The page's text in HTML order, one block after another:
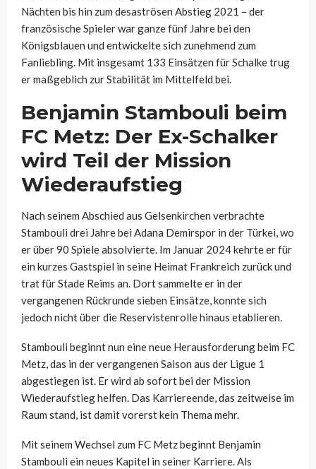
Nächten bis hin zum desaströsen Abstieg 2021 – der
französische Spieler war ganze fünf Jahre bei den
Königsblauen und entwickelte sich zunehmend zum
Fanliebling. Mit insgesamt 133 Einsätzen für Schalke trug
er maßgeblich zur Stabilität im Mittelfeld bei.
Benjamin Stambouli beim
FC Metz: Der Ex-Schalker
wird Teil der Mission
Wiederaufstieg
Nach seinem Abschied aus Gelsenkirchen verbrachte
Stambouli drei Jahre bei Adana Demirspor in der Türkei, wo
er über 90 Spiele absolvierte. Im Januar 2024 kehrte er für
ein kurzes Gastspiel in seine Heimat Frankreich zurück und
trat für Stade Reims an. Dort sammelte er in der
vergangenen Rückrunde sieben Einsätze, konnte sich
jedoch nicht über die Reservistenrolle hinaus etablieren.
Stambouli beginnt nun eine neue Herausforderung beim FC
Metz, das in der vergangenen Saison aus der Ligue 1
abgestiegen ist. Er wird ab sofort bei der Mission
Wiederaufstieg helfen. Das Karriereende, das zeitweise im
Raum stand, ist damit vorerst kein Thema mehr.
Mit seinem Wechsel zum FC Metz beginnt Benjamin
Stambouli ein neues Kapitel in seiner Karriere. Als